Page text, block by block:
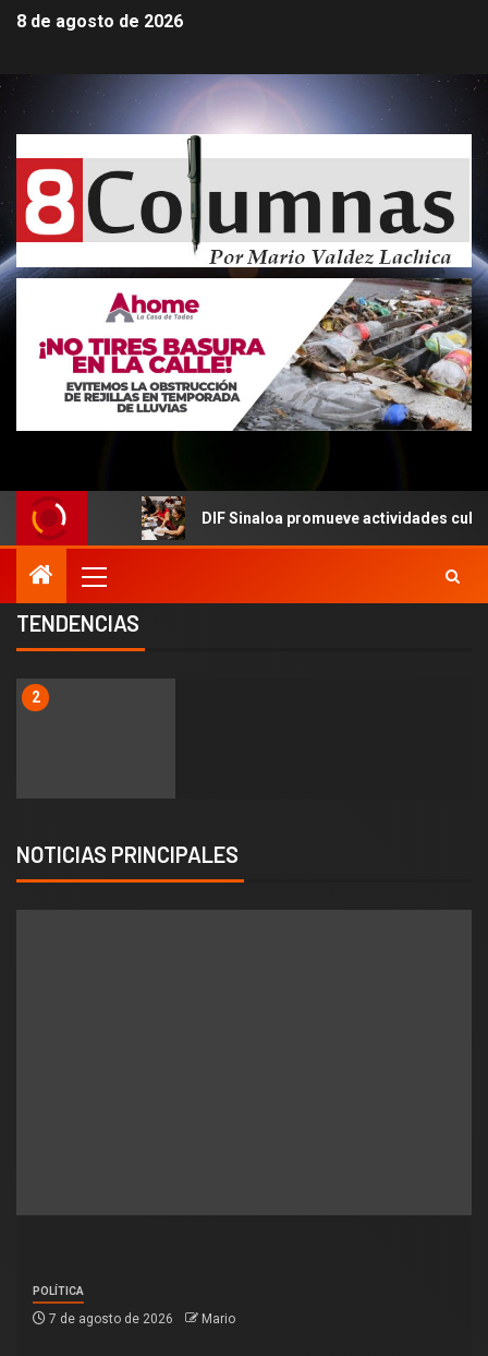
8 de agosto de 2026
DIF Sinaloa promueve actividades culturales en el
TENDENCIAS
2
NOTICIAS PRINCIPALES
POLÍTICA
7 de agosto de 2026 Mario